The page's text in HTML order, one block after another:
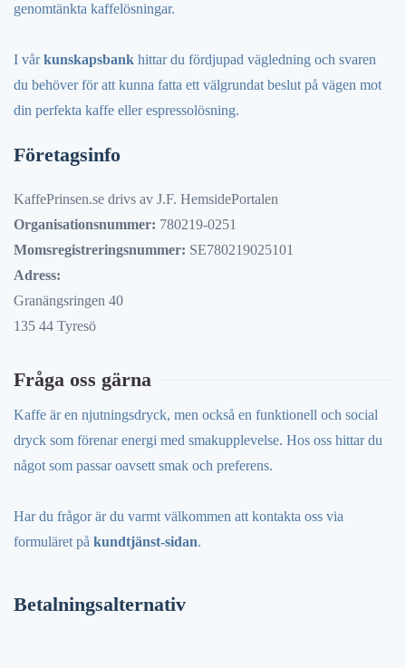
genomtänkta kaffelösningar.
I vårkunskapsbank hittar du fördjupad vägledning och svaren
du behöver för att kunna fatta ett välgrundat beslut på vägen mot
din perfekta kaffe eller espressolösning.
Företagsinfo
KaffePrinsen.se drivs av J.F. HemsidePortalen
Organisationsnummer: 780219-0251
Momsregistreringsnummer: SE780219025101
Adress:
Granängsringen 40
135 44 Tyresö
Fråga oss gärna
Kaffe är en njutningsdryck, men också en funktionell och social
dryck som förenar energi med smakupplevelse. Hos oss hittar du
något som passar oavsett smak och preferens.
Har du frågor är du varmt välkommen att kontakta oss via
formuläret på kundtjänst-sidan.
Betalningsalternativ